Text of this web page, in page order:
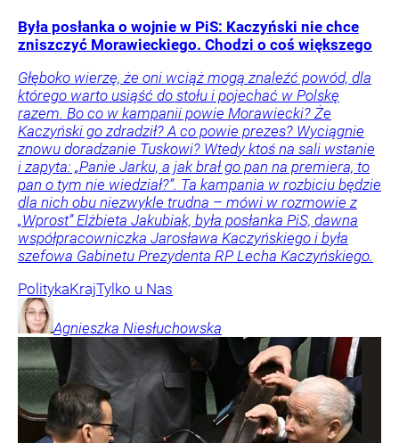
Była posłanka o wojnie w PiS: Kaczyński nie chce
zniszczyć Morawieckiego. Chodzi o coś większego
Głęboko wierzę, że oni wciąż mogą znaleźć powód, dla
którego warto usiąść do stołu i pojechać w Polskę
razem. Bo co w kampanii powie Morawiecki? Że
Kaczyński go zdradził? A co powie prezes? Wyciągnie
znowu doradzanie Tuskowi? Wtedy ktoś na sali wstanie
i zapyta: „Panie Jarku, a jak brał go pan na premiera, to
pan o tym nie wiedział?”. Ta kampania w rozbiciu będzie
dla nich obu niezwykle trudna – mówi w rozmowie z
„Wprost” Elżbieta Jakubiak, była posłanka PiS, dawna
współpracowniczka Jarosława Kaczyńskiego i była
szefowa Gabinetu Prezydenta RP Lecha Kaczyńskiego.
PolitykaKrajTylko u Nas
Agnieszka Niesłuchowska